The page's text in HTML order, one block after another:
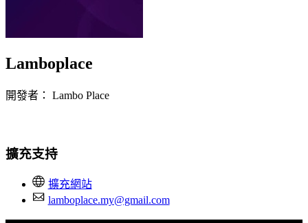
Lamboplace
開發者： Lambo Place
擴充支持
擴充網站
lamboplace.my@gmail.com